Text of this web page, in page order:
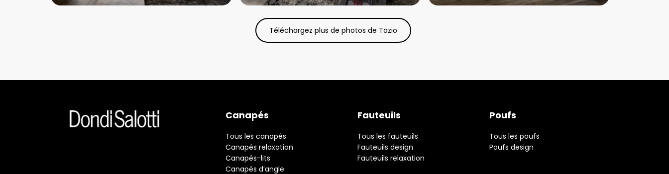
Téléchargez plus de photos de Tazio
Canapés
Tous les canapés
Canapés relaxation
Canapés-lits
Canapés d’angle
Fauteuils
Tous les fauteuils
Fauteuils design
Fauteuils relaxation
Poufs
Tous les poufs
Poufs design